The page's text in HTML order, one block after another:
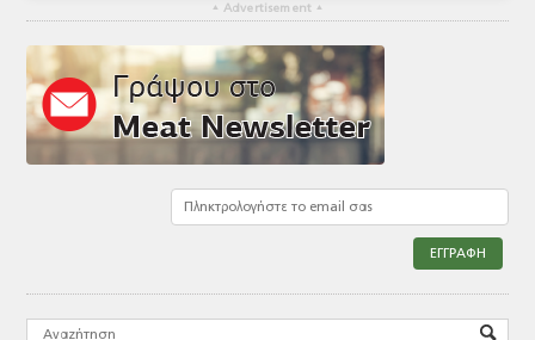
▴ Advertisement ▴